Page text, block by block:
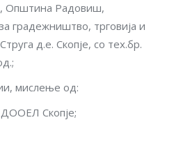
Општина Радовиш,
градежништво, трговија и
д.е. Скопје, со тех.бр.
мислење од:
Скопје;